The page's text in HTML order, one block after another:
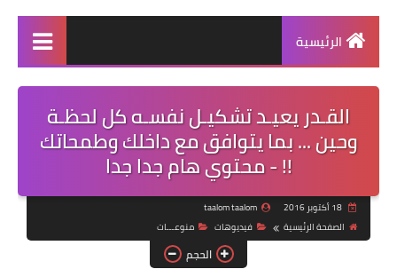
الرئيسية
القـدر يعيـد تشكيـل نفسـه كل لحظـة
وحين ... بما يتوافق مع داخلك وطمحاتك
!! - محتوي هام جدا جدا
18 أكتوبر 2016
taalom taalom
الصفحة الرئيسية
فيديوهات منوعـــات
الحجم